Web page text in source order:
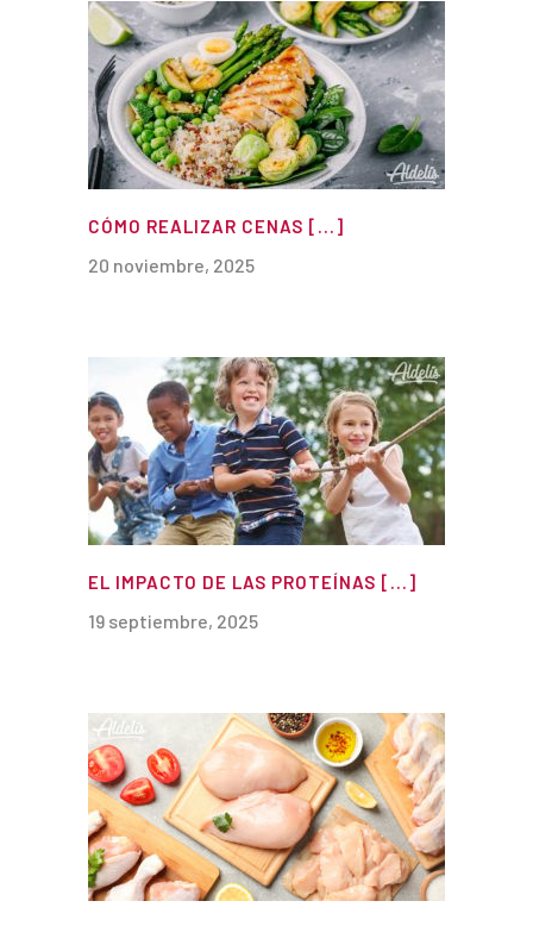
CÓMO REALIZAR CENAS [...]
20 noviembre, 2025
EL IMPACTO DE LAS PROTEÍNAS [...]
19 septiembre, 2025